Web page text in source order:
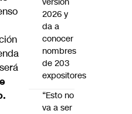
será
2026 y
da a
conocer
nombres
de 203
expositores
“Esto no
va a ser